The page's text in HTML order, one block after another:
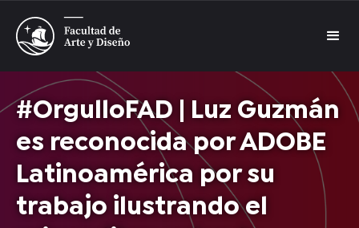
#OrgulloFAD | Luz Guzmán
es reconocida por ADOBE
Latinoamérica por su
trabajo ilustrando el